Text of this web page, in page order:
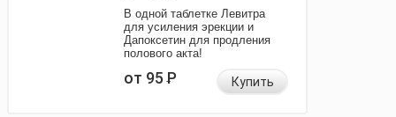
В одной таблетке Левитра
для усиления эрекции и
Дапоксетин для продления
полового акта!
от 95Р Купить